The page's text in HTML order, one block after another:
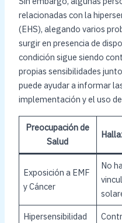
relacionadas con la
(EHS), alegando varios
surgir en presencia de
condición sigue siendo
propias sensibilidades
puede ayudar a informar
implementación y el uso
Preocupación de
Salud
Exposición a EMF
y Cáncer
No
Hipersensibilidad